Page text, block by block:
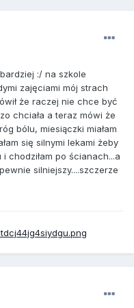
:/ na szkole
zajęciami mój strach
że raczej nie chce być
chciała a teraz mówi że
bólu, miesiączki miałam
się silnymi lekami żeby
chodziłam po ścianach...a
silniejszy....szczerze